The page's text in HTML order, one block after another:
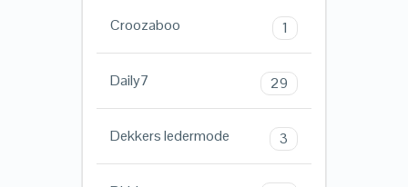
Croozaboo 1
Daily7 29
Dekkers ledermode 3